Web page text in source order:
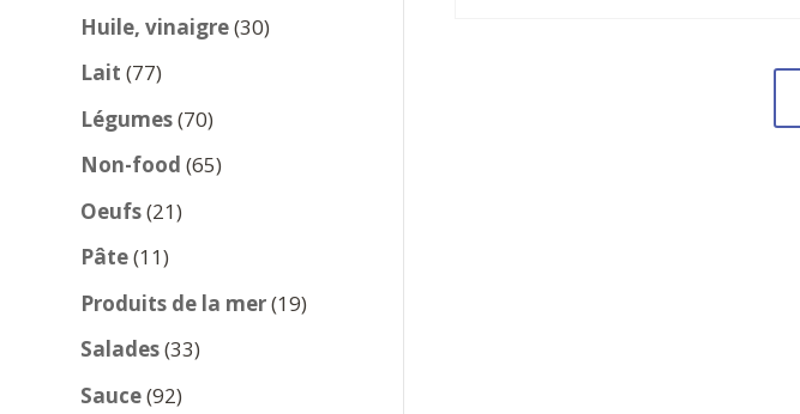
produits
Huile, vinaigre 3030
Lait 7777
produits
Légumes 7070
produits
Non-food 6565
Oeufs 2121
Pâte 1111
produits
Produits de la mer 1919
Salades 3333
Sauce 9292